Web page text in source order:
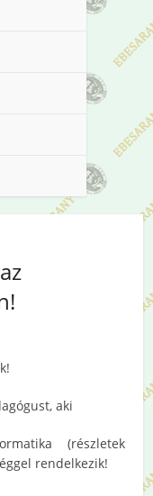
aki
(részletek
rendelkezik!